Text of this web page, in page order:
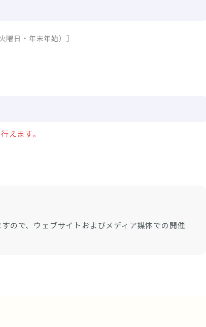
曜日・年末年始）］
えます。
ので、ウェブサイトおよびメディア媒体での開催